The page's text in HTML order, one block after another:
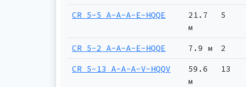
CR 5-5 A-A-A-E-HQQE
21.7
м
5
CR 5-2 A-A-A-E-HQQE 7.9 м 2
CR 5-13 A-A-A-V-HQQV
59.6
м
13